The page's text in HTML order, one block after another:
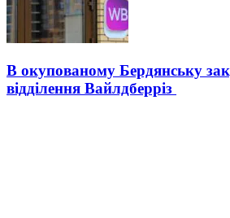
В окупованому Бердянську
відділення Вайлдберріз